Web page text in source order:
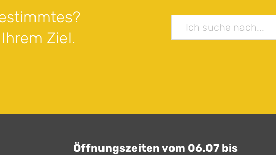
Ziel.
Öffnungszeiten vom 06.07 bis